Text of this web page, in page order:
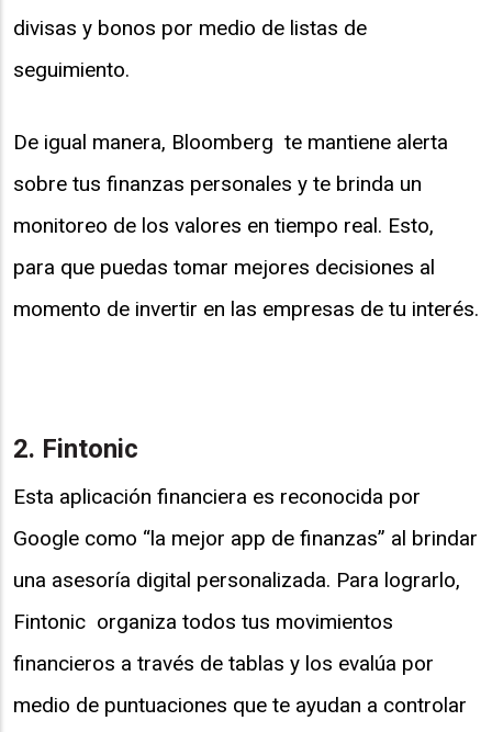
divisas y bonos por medio de listas de
seguimiento.
De igual manera, Bloomberg te mantiene alerta
sobre tus finanzas personales y te brinda un
monitoreo de los valores en tiempo real. Esto,
para que puedas tomar mejores decisiones al
momento de invertir en las empresas de tu interés.
2. Fintonic
Esta aplicación financiera es reconocida por
Google como “la mejor app de finanzas” al brindar
una asesoría digital personalizada. Para lograrlo,
Fintonic organiza todos tus movimientos
financieros a través de tablas y los evalúa por
medio de puntuaciones que te ayudan a controlar